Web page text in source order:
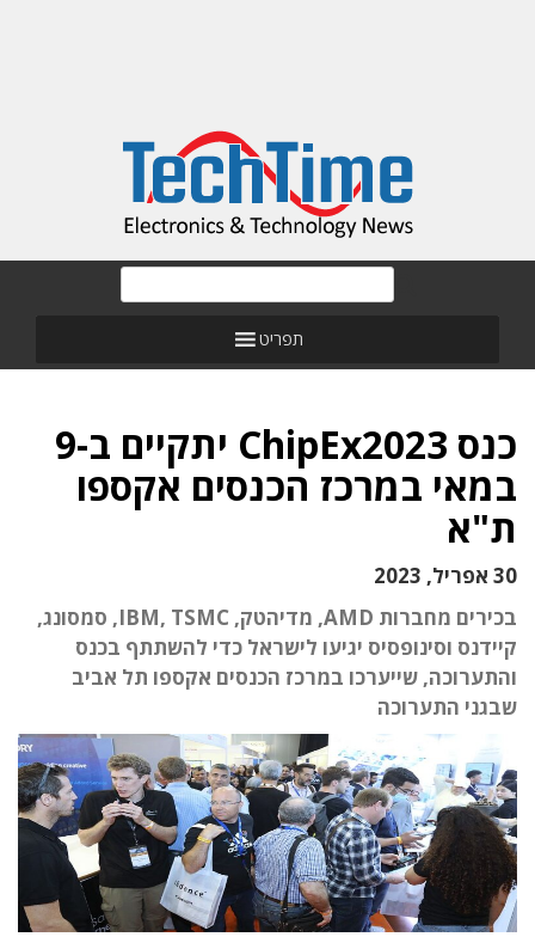
תפריט
כנס ChipEx2023 יתקיים ב-9
במאי במרכז הכנסים אקספו
ת"א
30 אפריל, 2023
בכירים מחברות AMD, מדיהטק, IBM, TSMC, סמסונג,
קיידנס וסינופסיס יגיעו לישראל כדי להשתתף בכנס
והתערוכה, שייערכו במרכז הכנסים אקספו תל אביב
שבגני התערוכה